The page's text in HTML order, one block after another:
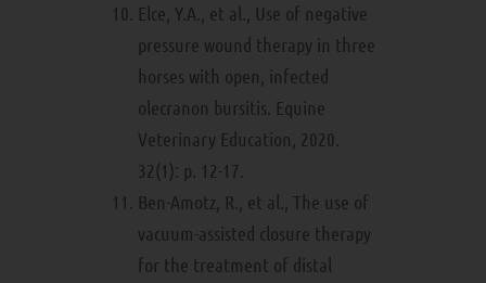
Elce, Y.A., et al., Use of negative
pressure wound therapy in three
horses with open, infected
olecranon bursitis. Equine
Veterinary Education, 2020.
32(1): p. 12-17.
Ben-Amotz, R., et al., The use of
vacuum-assisted closure therapy
for the treatment of distal